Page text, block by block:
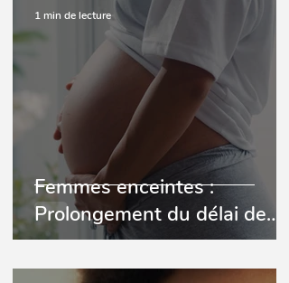
Femmes enceintes :
Prolongement du délai de
prise en charge de l’examen
bucco-dentaire
1 min de lecture